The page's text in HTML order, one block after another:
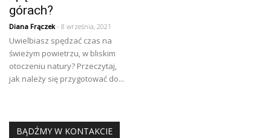
górach?
Diana Frączek- 8 września, 2021
Uwielbiasz spędzać czas na
świeżym powietrzu, w bliskim
otoczeniu natury? Przeczytaj,
jak należy się przygotować do...
BĄDŹMY W KONTAKCIE